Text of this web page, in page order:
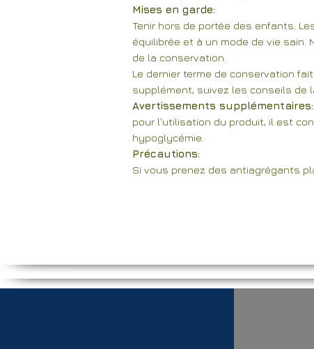
Mises en garde:
Tenir hors de portée des enfants.
équilibrée et à un mode de vie sain.
de la conservation.
Le dernier terme de conservation
supplément, suivez les conseils de
Avertissements supplémentaires:
pour l'utilisation du produit, il est
hypoglycémie.
Précautions:
Si vous prenez des antiagrégants